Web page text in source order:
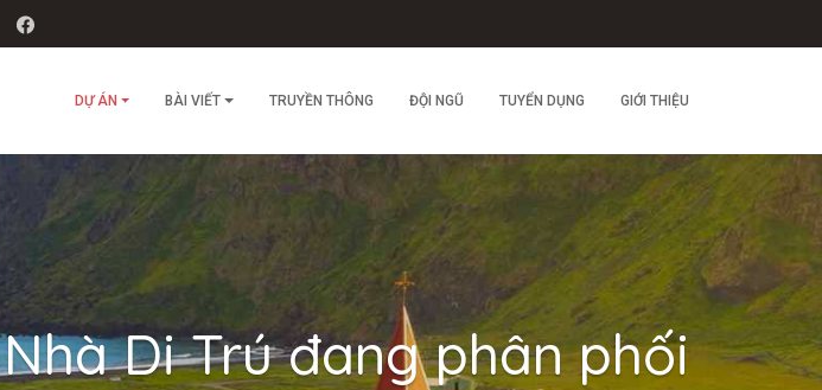
DỰ ÁN BÀI VIẾT TRUYỀN THÔNG ĐỘI NGŨ TUYỂN DỤNG GIỚI THIỆU
Di Trú đang phân phối